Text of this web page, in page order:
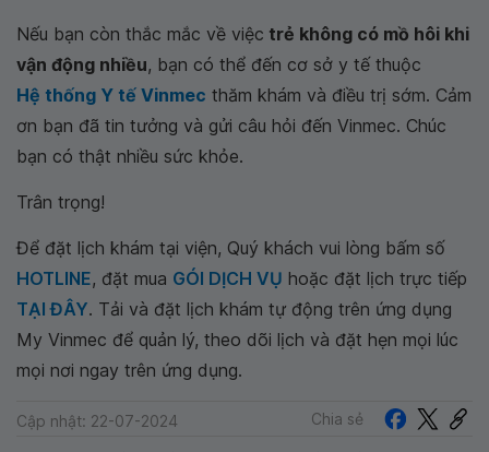
Nếu bạn còn thắc mắc về việc trẻ không có mồ hôi khi
vận động nhiều, bạn có thể đến cơ sở y tế thuộc
Hệ thống Y tế Vinmec thăm khám và điều trị sớm. Cảm
ơn bạn đã tin tưởng và gửi câu hỏi đến Vinmec. Chúc
bạn có thật nhiều sức khỏe.
Trân trọng!
Để đặt lịch khám tại viện, Quý khách vui lòng bấm số
HOTLINE, đặt mua GÓI DỊCH VỤ hoặc đặt lịch trực tiếp
TẠI ĐÂY. Tải và đặt lịch khám tự động trên ứng dụng
My Vinmec để quản lý, theo dõi lịch và đặt hẹn mọi lúc
mọi nơi ngay trên ứng dụng.
Cập nhật: 22-07-2024 Chia sẻ